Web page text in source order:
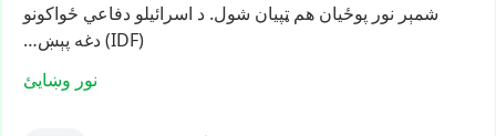
شمېر نور پوځیان هم ټپیان شول. د اسرائیلو دفاعي ځواکونو
(IDF)
دغه پېښ…
نور وښایئ